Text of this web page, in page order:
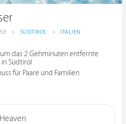
> SÜDTIROL > ITALIEN
das 2 Gehminuten entfernte
Südtirol
für Paare und Familien